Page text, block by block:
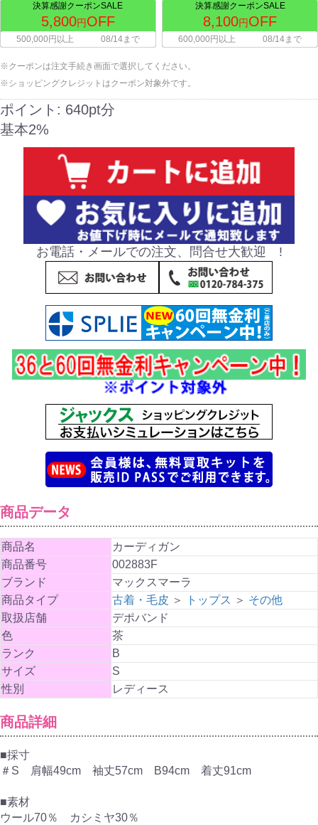
決算感謝クーポンSALE
5,800円OFF
500,000円以上 08/14まで
決算感謝クーポンSALE
8,100円OFF
600,000円以上 08/14まで
※クーポンは注文手続き画面で選択してください。
※ショッピングクレジットはクーポン対象外です。
ポイント: 640pt分
基本2%
お電話・メールでの注文、問合せ大歓迎 !
商品データ
商品名
カーディガン
商品番号
002883F
ブランド
マックスマーラ
商品タイプ
古着・毛皮 ＞ トップス ＞ その他
取扱店舗
デポバンド
色
茶
ランク
B
サイズ
S
性別
レディース
商品詳細
■採寸
＃S 肩幅49cm 袖丈57cm B94cm 着丈91cm
■素材
ウール70％ カシミヤ30％